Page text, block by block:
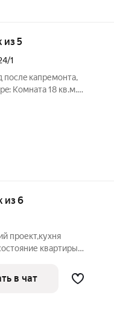
из 5
1
пocлe кaпpемoнта,
Kомнатa 18 кв.м.
ремонт,
из 6
проект,кухня
квартиры
в чат